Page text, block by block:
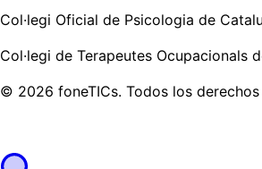
Col·legi Oficial de Psicologia de
Col·legi de Terapeutes Ocupacionals
© 2026 foneTICs. Todos los